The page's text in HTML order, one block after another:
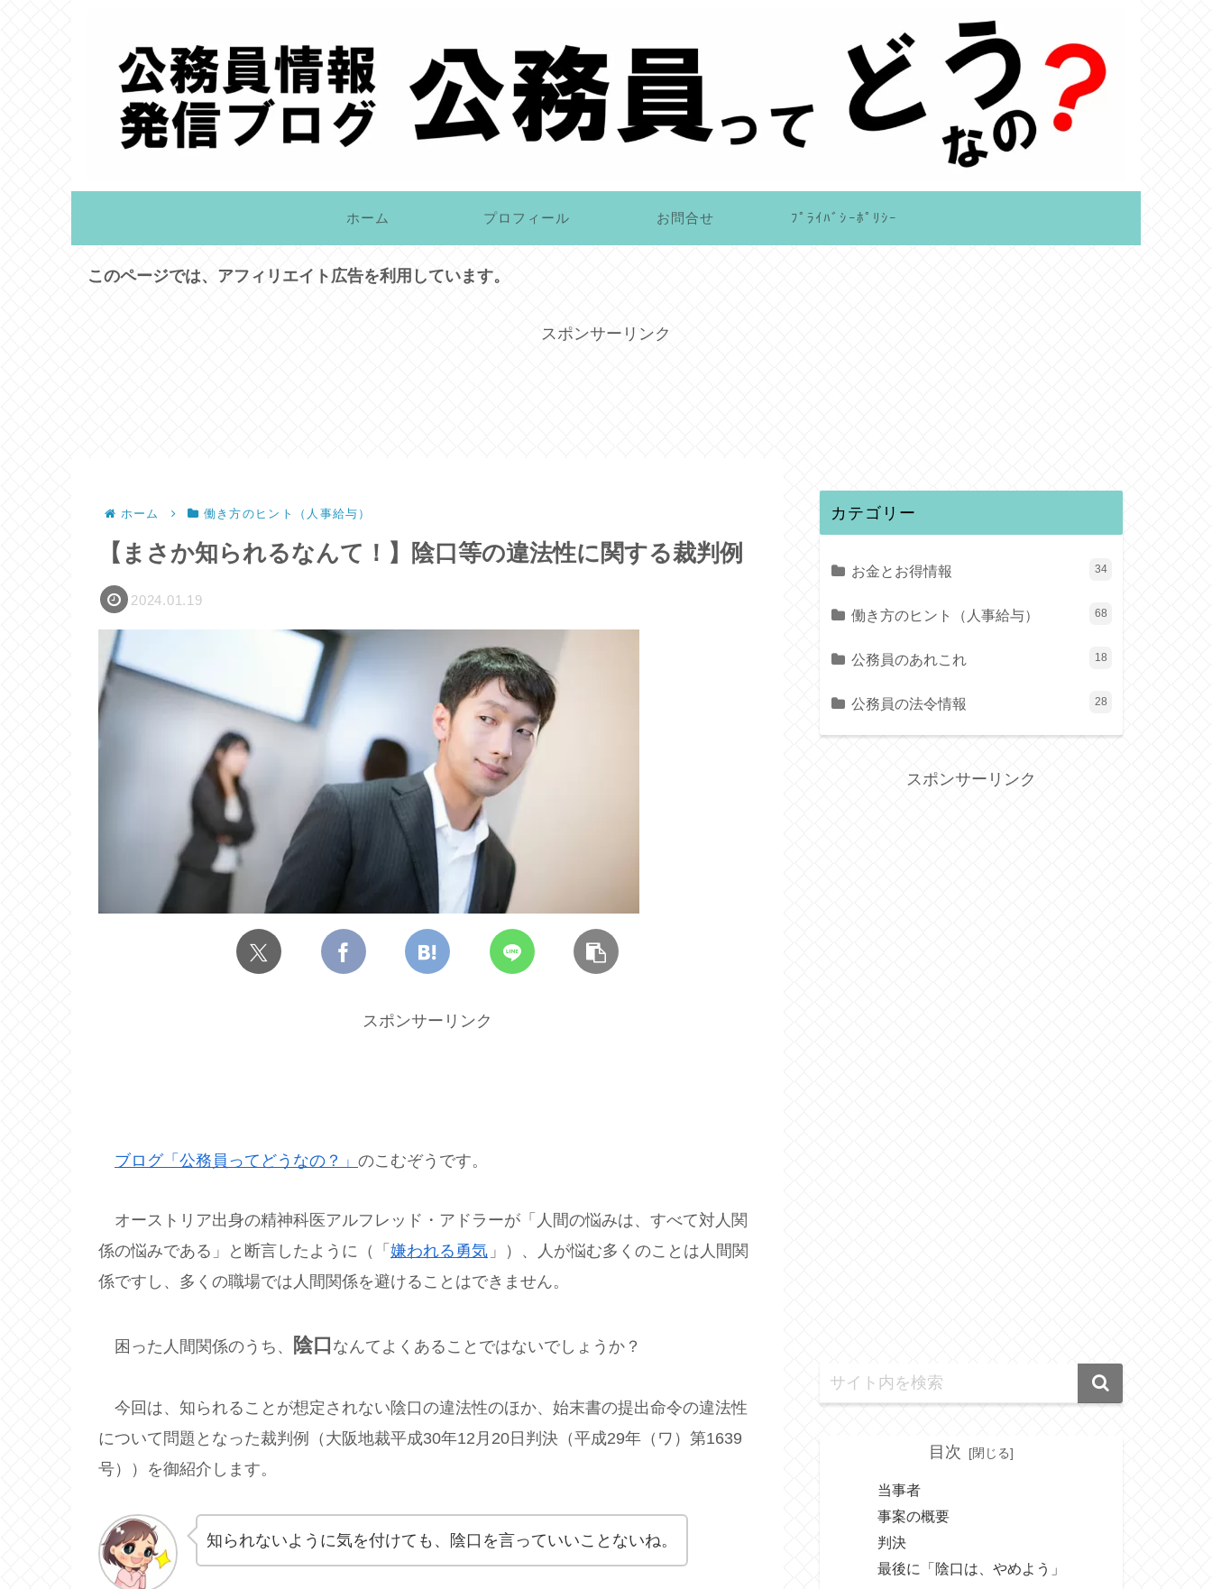
ホーム プロフィール お問合せ ﾌﾟﾗｲﾊﾞｼｰﾎﾟﾘｼｰ
このページでは、アフィリエイト広告を利用しています。
スポンサーリンク
ホーム 働き方のヒント（人事給与）
【まさか知られるなんて！】陰口等の違法性に関する裁判例
2024.01.19
スポンサーリンク
ブログ「公務員ってどうなの？」 のこむぞうです。
オーストリア出身の精神科医アルフレッド・アドラーが「人間の悩みは、すべて対人関
係の悩みである」と断言したように（「 嫌われる勇気 」）、人が悩む多くのことは人間関
係ですし、多くの職場では人間関係を避けることはできません。
困った人間関係のうち、 陰口 なんてよくあることではないでしょうか？
今回は、知られることが想定されない陰口の違法性のほか、始末書の提出命令の違法性
について問題となった裁判例（大阪地裁平成30年12月20日判決（平成29年（ワ）第1639
号））を御紹介します。
知られないように気を付けても、陰口を言っていいことないね。
カテゴリー
お金とお得情報 34
働き方のヒント（人事給与） 68
公務員のあれこれ 18
公務員の法令情報 28
スポンサーリンク
目次
当事者
事案の概要
判決
最後に「陰口は、やめよう」